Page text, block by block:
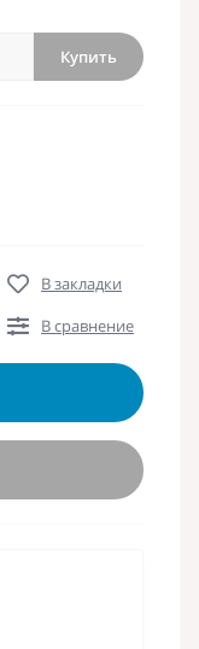
Купить
В закладки
В сравнение